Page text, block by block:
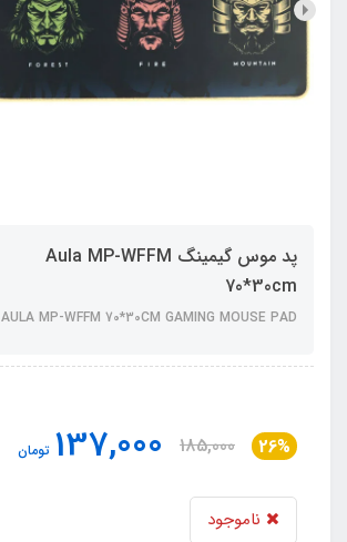
پد موس گیمینگ Aula MP-WFFM
70*30cm
AULA MP-WFFM 70*30CM GAMING MOUSE PAD
26%
185,000
137,000 تومان
ناموجود